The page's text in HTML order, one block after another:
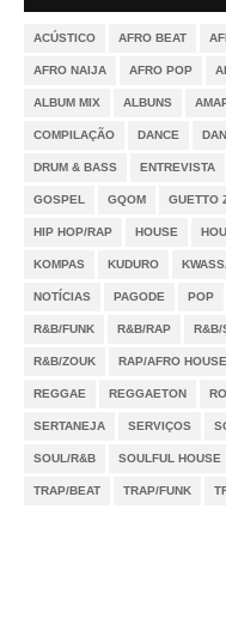
ACÚSTICO AFRO BEAT
AFRO NAIJA AFRO POP
ALBUM MIX ALBUNS
COMPILAÇÃO DANCE
DRUM & BASS ENTREVISTA
GOSPEL GQOM GUETTO
HIP HOP/RAP HOUSE
KOMPAS KUDURO
NOTÍCIAS PAGODE POP
R&B/FUNK R&B/RAP R&B/
R&B/ZOUK RAP/AFRO HOUSE
REGGAE REGGAETON
SERTANEJA SERVIÇOS
SOUL/R&B SOULFUL HOUSE
TRAP/BEAT TRAP/FUNK